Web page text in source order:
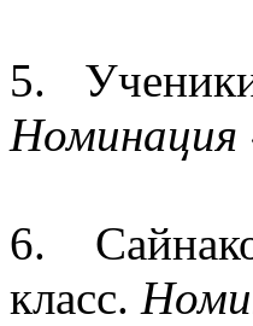
5.
Номинация
6.
класс.